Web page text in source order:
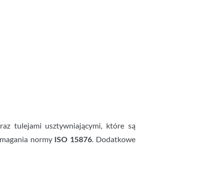
tulejami usztywniającymi, które są
normy ISO 15876. Dodatkowe